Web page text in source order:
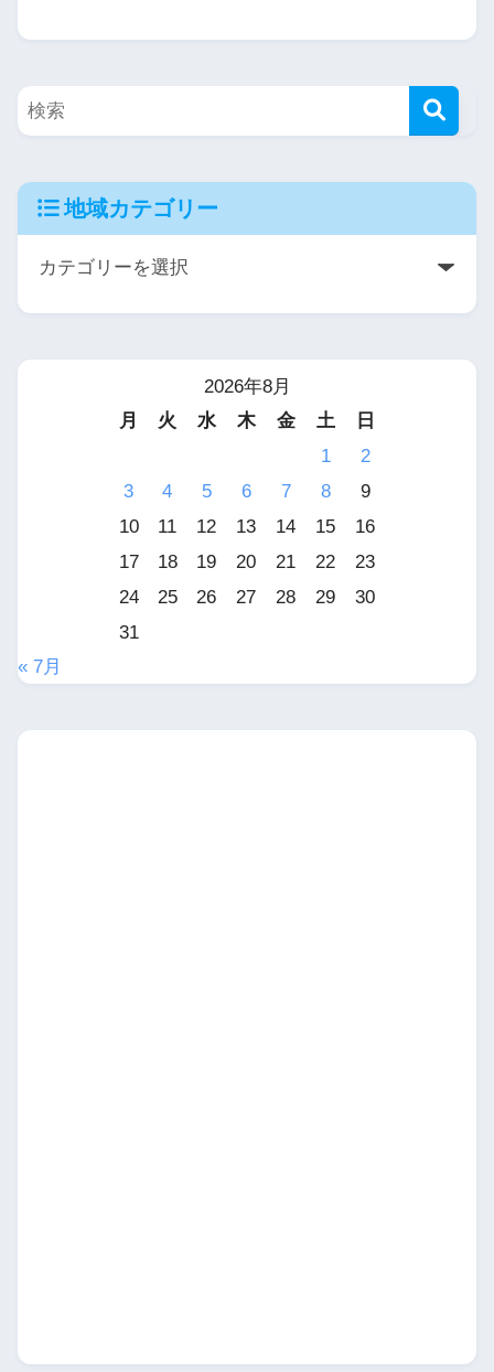
地域カテゴリー
2026年8月
月
火 水 木 金 土
日
1
2
3
4 5 6 7 8
9
10
11 12 13 14 15
16
17
18 19 20 21 22
23
24
25 26 27 28 29
30
31
« 7月